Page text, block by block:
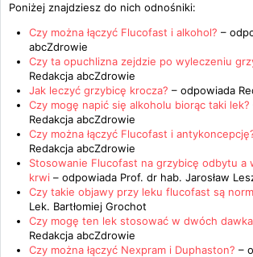
Poniżej znajdziesz do nich odnośniki:
Czy można łączyć Flucofast i alkohol? –
abcZdrowie
Czy ta opuchlizna zejdzie po wyleczeniu
Redakcja abcZdrowie
Jak leczyć grzybicę krocza? – odpowiada
Czy mogę napić się alkoholu biorąc taki lek?
Redakcja abcZdrowie
Czy można łączyć Flucofast i
Redakcja abcZdrowie
Stosowanie Flucofast na grzybicę odbytu a
krwi – odpowiada Prof. dr hab. Jarosław
Czy takie objawy przy leku flucofast są
Lek. Bartłomiej Grochot
Czy mogę ten lek stosować w dwóch
Redakcja abcZdrowie
Czy można łączyć Nexpram i Duphaston? –